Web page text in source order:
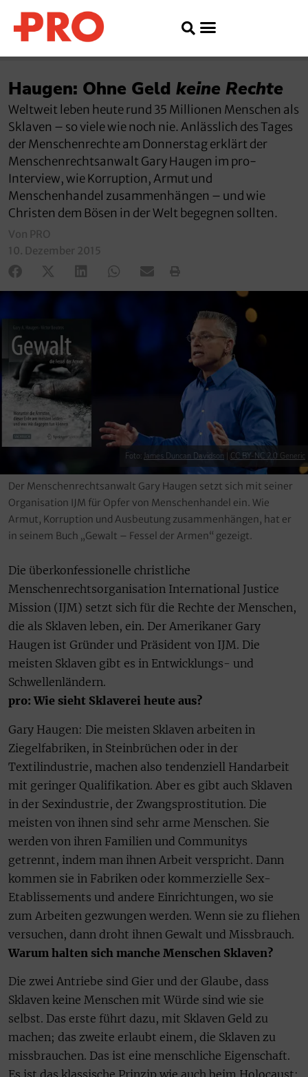
Haugen: Ohne Geld keine Rechte
Weltweit leben heute rund 35 Millionen Menschen als
Sklaven – so viele wie noch nie. Anlässlich des Tages
der Menschenrechte am Donnerstag erklärt der
Menschenrechtsanwalt Gary Haugen im pro-
Interview, wie Korruption, Armut und
Menschenhandel zusammenhängen – und wie
Christen dem Bösen in der Welt begegnen sollten.
Von PRO
10. Dezember 2015
Foto: James Duncan Davidson CC BY-NC 2.0 Generic
Der Menschenrechtsanwalt Gary Haugen setzt sich mit seiner
Organisation IJM für Opfer von Menschenhandel ein. Wie
Armut, Korruption und Ausbeutung zusammenhängen, hat er
in seinem Buch „Gewalt – Fessel der Armen“ gezeigt.
Die überkonfessionelle christliche
Menschenrechtsorganisation International Justice
Mission (IJM) setzt sich für die Rechte der Menschen,
die als Sklaven leben, ein. Der Amerikaner Gary
Haugen ist Gründer und Präsident von IJM. Die
meisten Sklaven gibt es in Entwicklungs- und
Schwellenländern.
pro: Wie sieht Sklaverei heute aus?
Gary Haugen: Die meisten Sklaven arbeiten in
Ziegelfabriken, in Steinbrüchen oder in der
Textilindustrie, machen also tendenziell Handarbeit
mit geringer Qualifikation. Aber es gibt auch Sklaven
in der Sexindustrie, der Zwangsprostitution. Die
meisten von ihnen sind sehr arme Menschen. Sie
werden von ihren Familien und Communitys
getrennt, indem man ihnen Arbeit verspricht. Dann
kommen sie in Fabriken oder kommerzielle Sex-
Etablissements und andere Einrichtungen, wo sie
zum Arbeiten gezwungen werden. Wenn sie zu fliehen
versuchen, dann droht ihnen Gewalt und Missbrauch.
Warum halten sich manche Menschen Sklaven?
Die zwei Antriebe sind Gier und der Glaube, dass
Sklaven keine Menschen mit Würde sind wie sie
selbst. Das erste führt dazu, mit Sklaven Geld zu
machen; das zweite erlaubt einem, die Sklaven zu
missbrauchen. Das ist eine menschliche Eigenschaft.